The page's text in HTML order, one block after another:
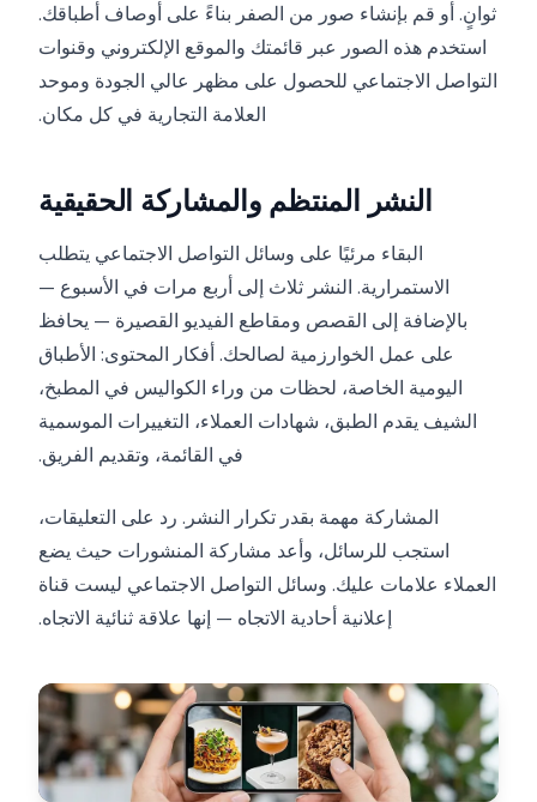
ثوانٍ. أو قم بإنشاء صور من الصفر بناءً على أوصاف أطباقك.
استخدم هذه الصور عبر قائمتك والموقع الإلكتروني وقنوات
التواصل الاجتماعي للحصول على مظهر عالي الجودة وموحد
العلامة التجارية في كل مكان.
النشر المنتظم والمشاركة الحقيقية
البقاء مرئيًا على وسائل التواصل الاجتماعي يتطلب
الاستمرارية. النشر ثلاث إلى أربع مرات في الأسبوع —
بالإضافة إلى القصص ومقاطع الفيديو القصيرة — يحافظ
على عمل الخوارزمية لصالحك. أفكار المحتوى: الأطباق
اليومية الخاصة، لحظات من وراء الكواليس في المطبخ،
الشيف يقدم الطبق، شهادات العملاء، التغييرات الموسمية
في القائمة، وتقديم الفريق.
المشاركة مهمة بقدر تكرار النشر. رد على التعليقات،
استجب للرسائل، وأعد مشاركة المنشورات حيث يضع
العملاء علامات عليك. وسائل التواصل الاجتماعي ليست قناة
إعلانية أحادية الاتجاه — إنها علاقة ثنائية الاتجاه.